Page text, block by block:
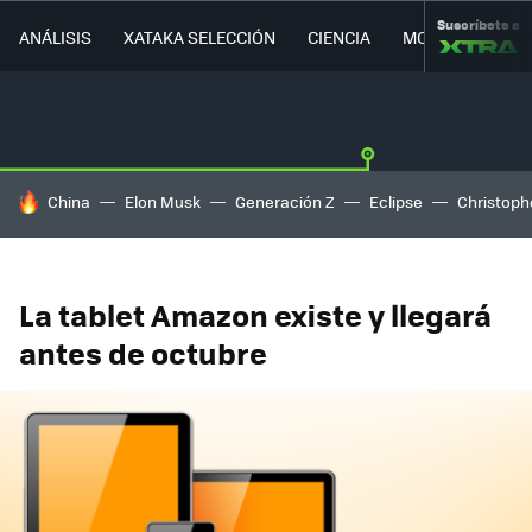
ANÁLISIS XATAKA SELECCIÓN CIENCIA MOVILIDAD
Suscríbete a
HOY SE HABLA DE
China Elon Musk Generación Z Eclipse
La tablet Amazon existe y llegará
antes de octubre